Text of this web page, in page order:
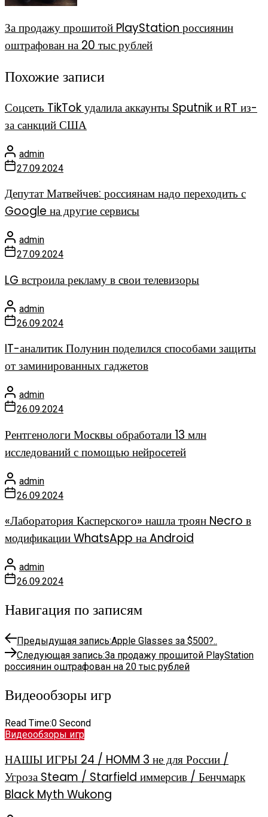
За продажу прошитой PlayStation россиянин
оштрафован на 20 тыс рублей
Похожие записи
Соцсеть TikTok удалила аккаунты Sputnik и RT из-
за санкций США
admin
27.09.2024
Депутат Матвейчев: россиянам надо переходить с
Google на другие сервисы
admin
27.09.2024
LG встроила рекламу в свои телевизоры
admin
26.09.2024
IT-аналитик Полунин поделился способами защиты
от заминированных гаджетов
admin
26.09.2024
Рентгенологи Москвы обработали 13 млн
исследований с помощью нейросетей
admin
26.09.2024
«Лаборатория Касперского» нашла троян Necro в
модификации WhatsApp на Android
admin
26.09.2024
Навигация по записям
Предыдущая запись:Apple Glasses за $500?..
Следующая запись:За продажу прошитой PlayStation
россиянин оштрафован на 20 тыс рублей
Видеообзоры игр
Read Time:0 Second
Видеообзоры игр
НАШЫ ИГРЫ 24 / HOMM 3 не для России /
Угроза Steam / Starfield иммерсив / Бенчмарк
Black Myth Wukong